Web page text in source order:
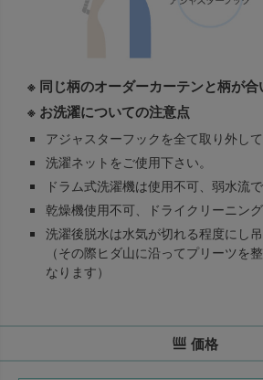
※ 同じ柄のオーダーカーテンと柄が合
※ お洗濯についての注意点
アジャスターフックを全て取り外して
洗濯ネットをご使用下さい。
ドラム式洗濯機は使用不可、弱水流
乾燥機使用不可、ドライクリーニン
洗濯後脱水は水気が切れる程度にし
（その際ヒダ山に沿ってプリーツを
なります）
価格